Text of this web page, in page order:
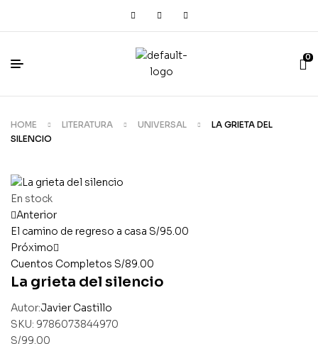
0
HOME LITERATURA UNIVERSAL
LA GRIETA DEL
SILENCIO
En stock
Anterior
El camino de regreso a casa S/95.00
Próximo
Cuentos Completos S/89.00
La grieta del silencio
Autor:Javier Castillo
SKU: 9786073844970
S/99.00